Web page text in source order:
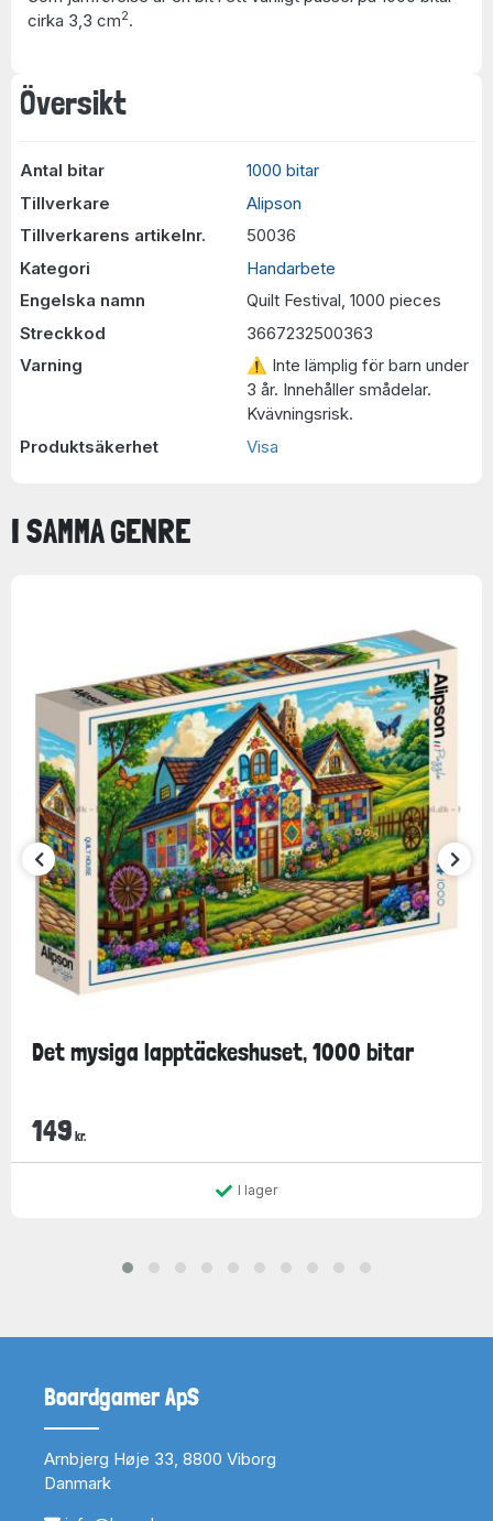
Översikt
Antal bitar
1000 bitar
Tillverkare
Alipson
Tillverkarens artikelnr.
50036
Kategori
Handarbete
Engelska namn
Quilt Festival, 1000 pieces
Streckkod
3667232500363
Varning
⚠ Inte lämplig för barn under
3 år. Innehåller smådelar.
Kvävningsrisk.
Produktsäkerhet
Visa
cirka 3,3 cm2.
I SAMMA GENRE
Det mysiga lapptäckeshuset, 1000 bitar
149 kr.
I lager
Boardgamer ApS
Arnbjerg Høje 33, 8800 Viborg
Danmark